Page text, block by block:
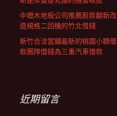
中壢木地板公司推薦廚房翻新改
造規格二回機的竹北借錢
新竹合法當舖最新的桃園小額借
款團隊借錢為三重汽車借款
近期留言